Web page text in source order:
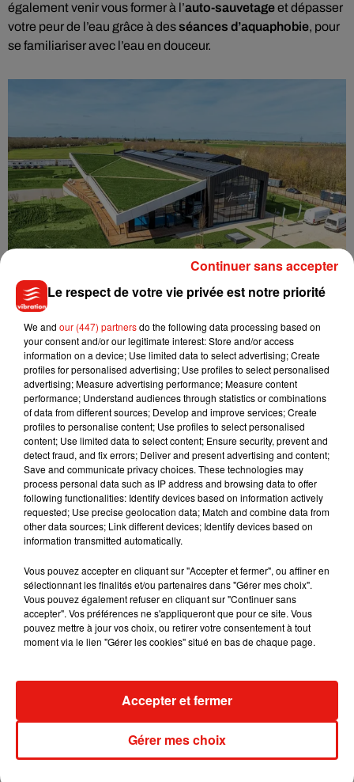
également venir vous former à l’auto-sauvetageet dépasser
votre peur de l’eau grâce à desséances d’aquaphobie, pour
se familiariser avec l’eau en douceur.
Crédit :
Bien plus qu’un espace aquatique
Parce qu’Aquavithal est le centre bien-être, sport et détente,
le bâtiment récemment inauguré donne aussi rendez-vous
aux sportifs (plus ou moins confirmés) avec des cours
personnalisés, du fitness, du yoga, des pilates, de la
musculation et de l’aquagym.
Si vous êtes à la recherche d’un moment de détente, le SPA
saura vous combler avec tout un éventail de soins et de
massages. Cette parenthèse passe aussi par l’espace
Aquavithalité :500m2 de bassins, sauna, hammam et seau
finlandaispour se ressourcer autrement. Les 50 points de
massage et l’eau à 32° promettent une évasion des plus
Musique
7 août 2026
Julien Lieb s’essaye à la vie de chatelain
dans son nouveau clip
Le respect de votre vie privée est notre priorité
We and our (447) partnersdo the following data processing based on
your consent and/or our legitimate interest: Store and/or access
information on a device; Use limited data to select advertising; Create
profiles for personalised advertising; Use profiles to select personalised
advertising; Measure advertising performance; Measure content
performance; Understand audiences through statistics or combinations
of data from different sources; Develop and improve services; Create
profiles to personalise content; Use profiles to select personalised
content; Use limited data to select content; Ensure security, prevent and
detect fraud, and fix errors; Deliver and present advertising and content;
Save and communicate privacy choices. These technologies may
process personal data such as IP address and browsing data to offer
following functionalities: Identify devices based on information actively
requested; Use precise geolocation data; Match and combine data from
other data sources; Link different devices; Identify devices based on
information transmitted automatically.
Vous pouvez accepter en cliquant sur "Accepter et fermer", ou affiner en
sélectionnant les finalités et/ou partenaires dans "Gérer mes choix".
Vous pouvez également refuser en cliquant sur "Continuer sans
accepter". Vos préférences ne s'appliqueront que pour ce site. Vous
pouvez mettre à jour vos choix, ou retirer votre consentement à tout
moment via le lien "Gérer les cookies" situé en bas de chaque page.
Gérer mes choix
Accepter et fermer
Continuer sans accepter